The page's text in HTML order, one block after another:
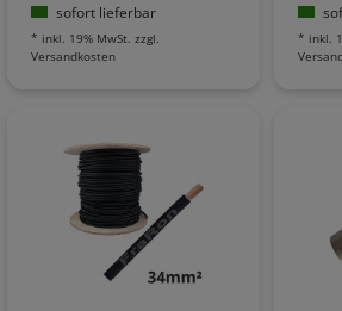
sofort lieferbar
* inkl. 19% MwSt. zzgl.
Versandkosten
* inkl.